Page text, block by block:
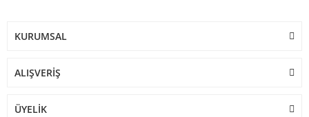
KURUMSAL
ALIŞVERİŞ
ÜYELİK